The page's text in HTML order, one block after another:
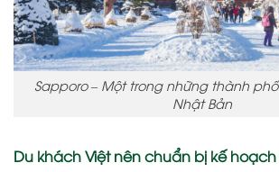
Sapporo – Một trong những thành
Nhật Bản
Du khách Việt nên chuẩn bị kế hoạch